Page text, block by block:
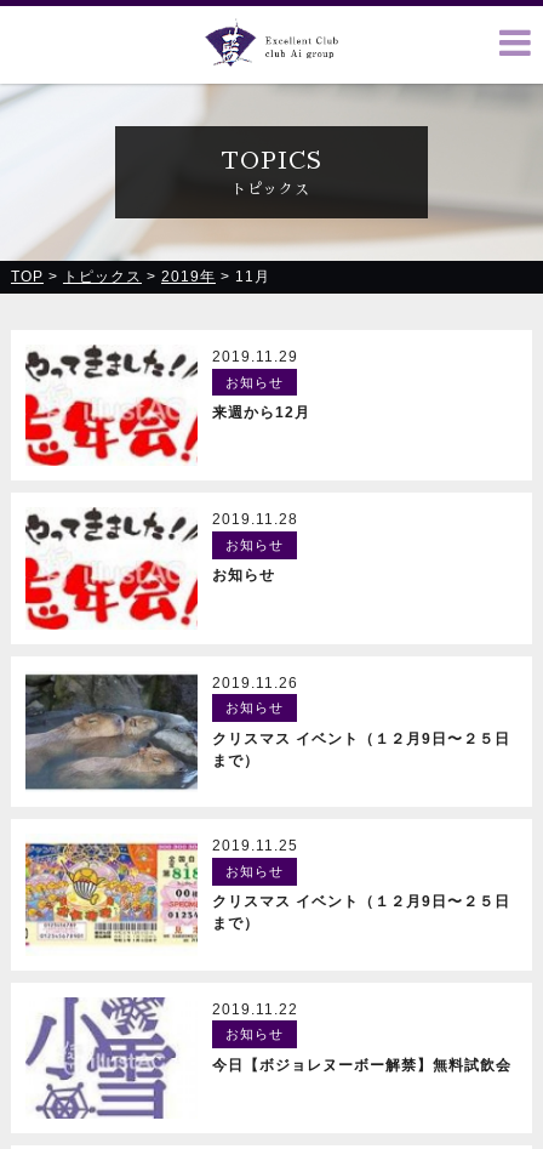
クラブ藍(あい)、クラブ恋(れん)、ルミナス、浪漫館で皆様の
お越しをお待ちしております
TOPICS
トピックス
TOP > トピックス > 2019年 > 11月
READ MORE
2019.11.29
お知らせ
来週から12月
READ MORE
2019.11.28
お知らせ
お知らせ
READ MORE
2019.11.26
お知らせ
クリスマス イベント（１２月9日〜２５日
まで）
READ MORE
2019.11.25
お知らせ
クリスマス イベント（１２月9日〜２５日
まで）
READ MORE
2019.11.22
お知らせ
今日【ボジョレヌーボー解禁】無料試飲会